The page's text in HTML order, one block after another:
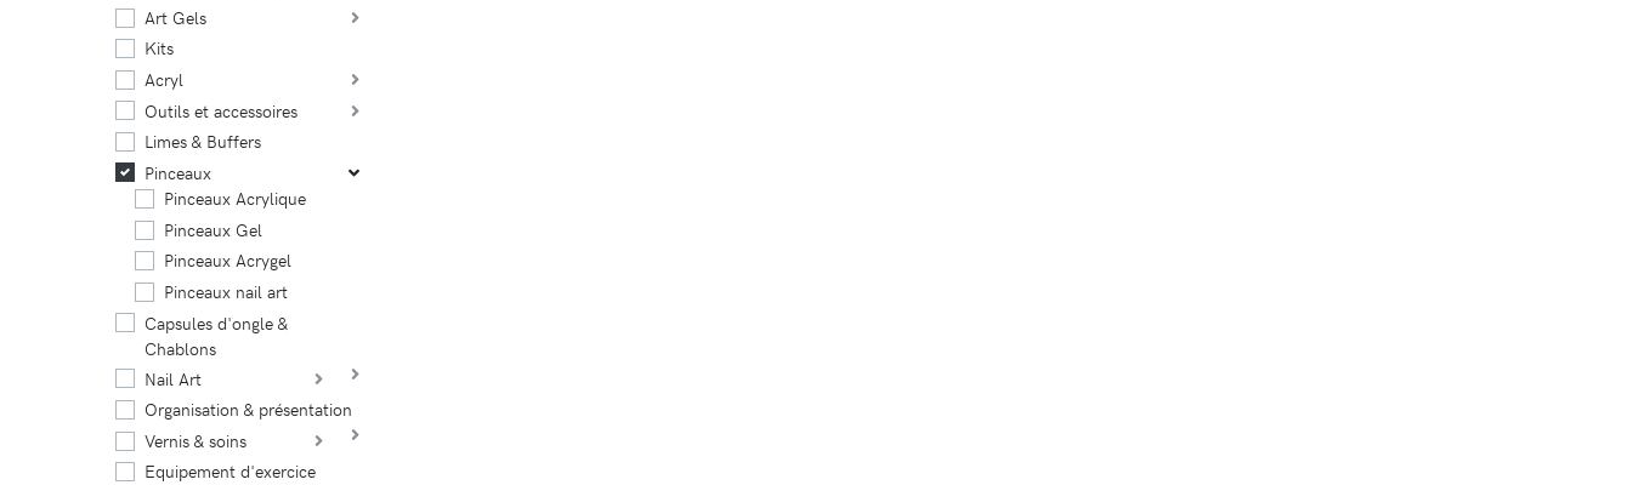
Art Gels
Kits
Acryl
Outils et accessoires
Limes & Buffers
Pinceaux
Pinceaux Acrylique
Pinceaux Gel
Pinceaux Acrygel
Pinceaux nail art
Capsules d'ongle &
Chablons
Nail Art
Organisation & présentation
Vernis & soins
Equipement d'exercice